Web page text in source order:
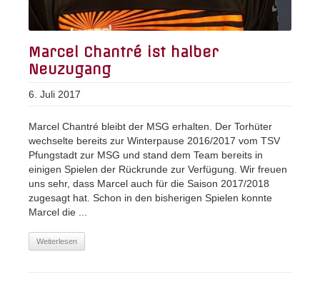
Marcel Chantré ist halber
Neuzugang
6. Juli 2017
Marcel Chantré bleibt der MSG erhalten. Der Torhüter
wechselte bereits zur Winterpause 2016/2017 vom TSV
Pfungstadt zur MSG und stand dem Team bereits in
einigen Spielen der Rückrunde zur Verfügung. Wir freuen
uns sehr, dass Marcel auch für die Saison 2017/2018
zugesagt hat. Schon in den bisherigen Spielen konnte
Marcel die ...
Weiterlesen